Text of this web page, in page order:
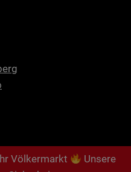
Völkermarkt
Unsere